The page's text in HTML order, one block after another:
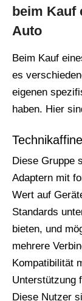
beim Kauf
Auto
Beim Kauf
es
eigenen
haben. Hier
Diese Gruppe
Adaptern mit
Wert auf
Standards
bieten, und
mehrere
Kompatibilität
Unterstützung
Diese Nutzer